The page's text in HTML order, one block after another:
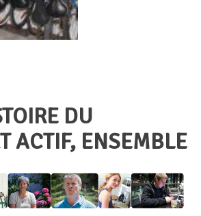
DU
ACTIF, ENSEMBLE